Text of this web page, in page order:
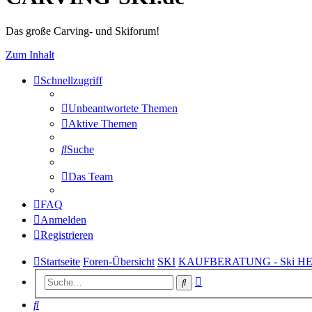
Das große Carving- und Skiforum!
Zum Inhalt
Schnellzugriff
Unbeantwortete Themen
Aktive Themen
Suche
Das Team
FAQ
Anmelden
Registrieren
Startseite Foren-Übersicht SKI KAUFBERATUNG - Ski
Suche
Suche